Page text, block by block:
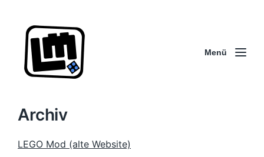
Menü
Archiv
LEGO Mod (alte Website)